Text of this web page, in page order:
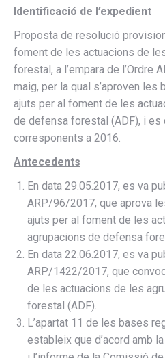
Identificació de l’expedient
Proposta de resolució
foment de les actuacions de
forestal, a l’empara de l’Ordre
maig, per la qual s’aproven
ajuts per al foment de les
de defensa forestal (ADF), i es
corresponents a 2016.
Antecedents
En data 29.05.2017, es va
ARP/96/2017, que aprova
ajuts per al foment de les
agrupacions de defensa
En data 22.06.2017, es va
ARP/1422/2017, que
de les actuacions de les
forestal (ADF).
L’apartat 11 de les bases
estableix que d’acord amb